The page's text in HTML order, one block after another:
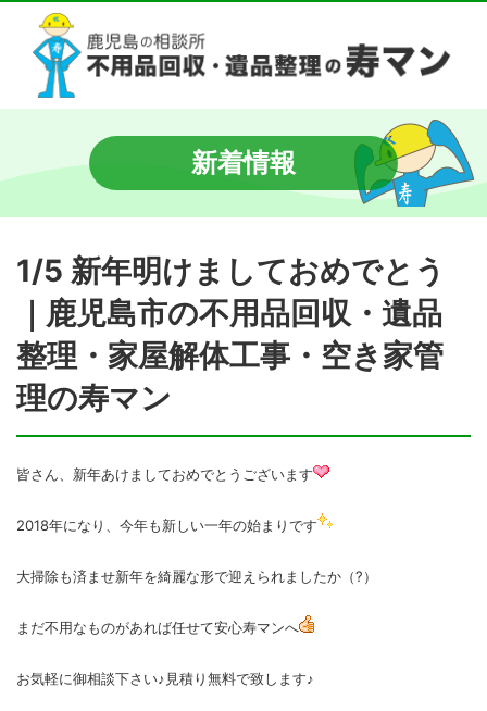
新着情報
1/5 新年明けましておめでとう
｜鹿児島市の不用品回収・遺品
整理・家屋解体工事・空き家管
理の寿マン
皆さん、新年あけましておめでとうございます
2018年になり、今年も新しい一年の始まりです
大掃除も済ませ新年を綺麗な形で迎えられましたか（?）
まだ不用なものがあれば任せて安心寿マンへ
お気軽に御相談下さい♪見積り無料で致します♪